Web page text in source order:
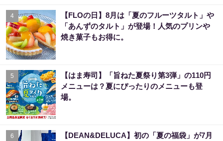
4
【FLOの日】8月は「夏のフルーツタルト」や
「あんずのタルト」が登場！人気のプリンや
焼き菓子もお得に。
5
【はま寿司】「旨ねた夏祭り第3弾」の110円
メニューは？夏にぴったりのメニューも登
場。
6
【DEAN&DELUCA】初の「夏の福袋」が7月